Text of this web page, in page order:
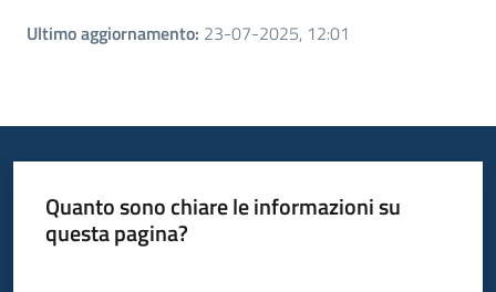
Ultimo aggiornamento: 23-07-2025, 12:01
Quanto sono chiare le informazioni su
questa pagina?